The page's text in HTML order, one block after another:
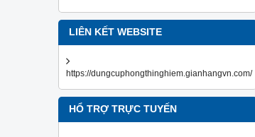
LIÊN KẾT WEBSITE
https://dungcuphongthinghiem.gianhangvn.com/
HỔ TRỢ TRỰC TUYẾN